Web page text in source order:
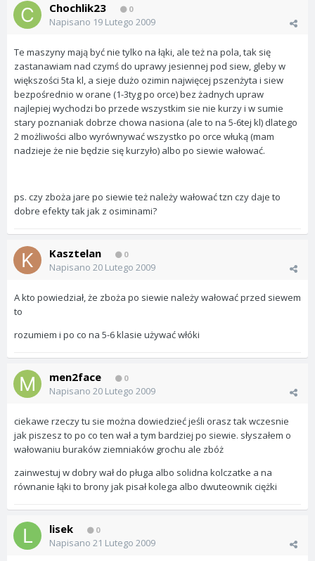
Chochlik23 0
Napisano 19 Lutego 2009
Te maszyny mają być nie tylko na łąki, ale też na pola, tak się
zastanawiam nad czymś do uprawy jesiennej pod siew, gleby w
większości 5ta kl, a sieje dużo ozimin najwięcej pszenżyta i siew
bezpośrednio w orane (1-3tyg po orce) bez żadnych upraw
najlepiej wychodzi bo przede wszystkim sie nie kurzy i w sumie
stary poznaniak dobrze chowa nasiona (ale to na 5-6tej kl) dlatego
2 możliwości albo wyrównywać wszystko po orce włuką (mam
nadzieje że nie będzie się kurzyło) albo po siewie wałować.
ps. czy zboża jare po siewie też należy wałować tzn czy daje to
dobre efekty tak jak z osiminami?
Kasztelan 0
Napisano 20 Lutego 2009
A kto powiedział, że zboża po siewie należy wałować przed siewem
to
rozumiem i po co na 5-6 klasie używać włóki
men2face 0
Napisano 20 Lutego 2009
ciekawe rzeczy tu sie można dowiedzieć jeśli orasz tak wczesnie
jak piszesz to po co ten wał a tym bardziej po siewie. słyszałem o
wałowaniu buraków ziemniaków grochu ale zbóż
zainwestuj w dobry wał do pługa albo solidna kolczatke a na
równanie łąki to brony jak pisał kolega albo dwuteownik ciężki
lisek 0
Napisano 21 Lutego 2009